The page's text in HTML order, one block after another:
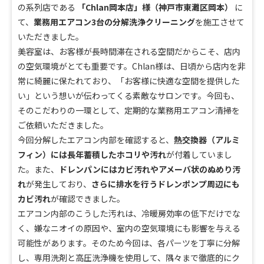
の系列店である
「Chlan岡本店」様（神戸市東灘区岡本） に
て、 業務用エアコン3台の分解洗浄クリーニングを施工させて
いただきました。
美容室は、お客様が長時間滞在される空間だからこそ、店内
の空気環境がとても重要です。Chlan様は、日頃から店内を非
常に綺麗に保たれており、「お客様に快適な空間を提供した
い」という想いが伝わってくる素敵なサロンです。今回も、
そのこだわりの一環として、定期的な業務用エアコン清掃を
ご依頼いただきました。
今回分解したエアコン内部を確認すると、 熱交換器（アルミ
フィン）には長年蓄積したホコリや汚れが付着していまし
た。また、
ドレンパンにはカビ汚れやアメーバ状のぬめり汚
れが発生しており、 さらに排水を行うドレンポンプ周辺にも
カビ汚れが確認できました。
エアコン内部のこうした汚れは、冷暖房効率の低下だけでな
く、嫌なニオイの原因や、室内の空気環境にも影響を与える
可能性があります。そのため今回は、各パーツを丁寧に分解
し、専用洗剤と高圧洗浄機を使用して、隅々まで徹底的にク